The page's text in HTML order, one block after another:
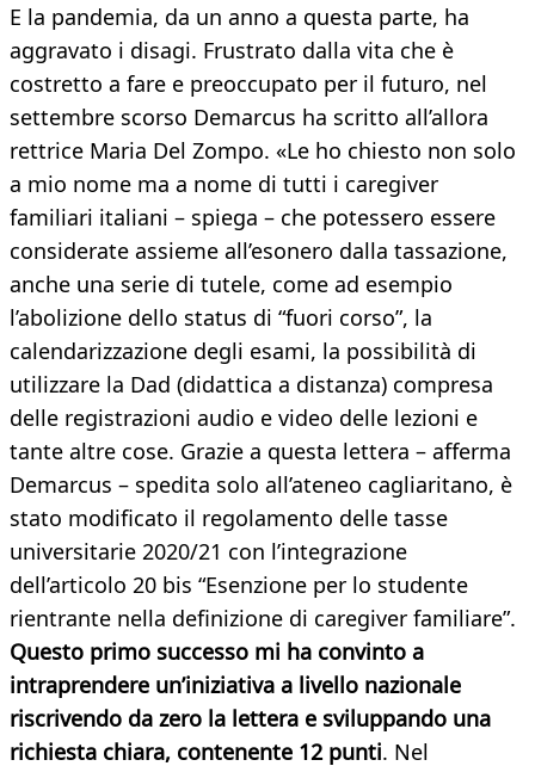
E la pandemia, da un anno a questa parte, ha
aggravato i disagi. Frustrato dalla vita che è
costretto a fare e preoccupato per il futuro, nel
settembre scorso Demarcus ha scritto all’allora
rettrice Maria Del Zompo. «Le ho chiesto non solo
a mio nome ma a nome di tutti i caregiver
familiari italiani – spiega – che potessero essere
considerate assieme all’esonero dalla tassazione,
anche una serie di tutele, come ad esempio
l’abolizione dello status di “fuori corso”, la
calendarizzazione degli esami, la possibilità di
utilizzare la Dad (didattica a distanza) compresa
delle registrazioni audio e video delle lezioni e
tante altre cose. Grazie a questa lettera – afferma
Demarcus – spedita solo all’ateneo cagliaritano, è
stato modificato il regolamento delle tasse
universitarie 2020/21 con l’integrazione
dell’articolo 20 bis “Esenzione per lo studente
rientrante nella definizione di caregiver familiare”.
Questo primo successo mi ha convinto a
intraprendere un’iniziativa a livello nazionale
riscrivendo da zero la lettera e sviluppando una
richiesta chiara, contenente 12 punti. Nel